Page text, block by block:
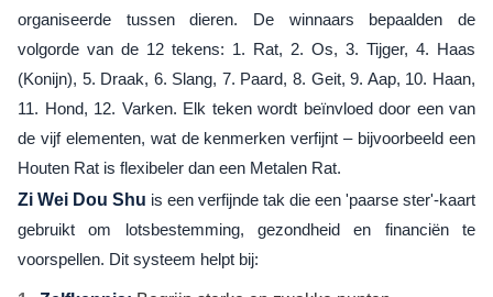
organiseerde tussen dieren. De winnaars bepaalden de
volgorde van de 12 tekens: 1. Rat, 2. Os, 3. Tijger, 4. Haas
(Konijn), 5. Draak, 6. Slang, 7. Paard, 8. Geit, 9. Aap, 10. Haan,
11. Hond, 12. Varken. Elk teken wordt beïnvloed door een van
de vijf elementen, wat de kenmerken verfijnt – bijvoorbeeld een
Houten Rat is flexibeler dan een Metalen Rat.
Zi Wei Dou Shu is een verfijnde tak die een 'paarse ster'-kaart
gebruikt om lotsbestemming, gezondheid en financiën te
voorspellen. Dit systeem helpt bij: